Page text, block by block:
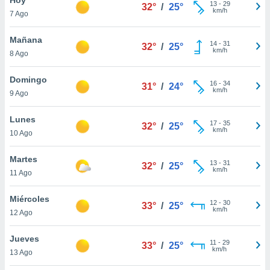
y
en
más
de
7 Ago
32° / 25° 13- 29
km/h
Mañana
8 Ago
32° / 25° 14- 31
km/h
Domingo
9 Ago
31° / 24° 16- 34
km/h
Lunes
10 Ago
32° / 25° 17- 35
km/h
Martes
11 Ago
32° / 25° 13- 31
km/h
Miércoles
12 Ago
33° / 25° 12- 30
km/h
Jueves
13 Ago
33° / 25° 11 - 29
km/h